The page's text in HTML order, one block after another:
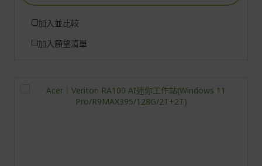
加入並比較
加入願望清單